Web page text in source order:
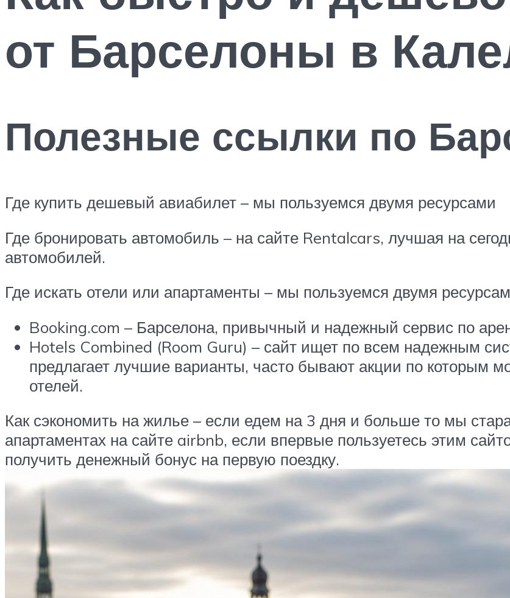
от Барселоны в
Полезные ссылки по
Где купить дешевый авиабилет – мы пользуемся двумя ресурсами
Где бронировать автомобиль – на сайте Rentalcars, лучшая на
автомобилей.
Где искать отели или апартаменты – мы пользуемся двумя
Booking.com – Барселона, привычный и надежный сервис по
Hotels Combined (Room Guru) – сайт ищет по всем надежным
предлагает лучшие варианты, часто бывают акции по которым
отелей.
Как сэкономить на жилье – если едем на 3 дня и больше то мы
апартаментах на сайте airbnb, если впервые пользуетесь этим
получить денежный бонус на первую поездку.